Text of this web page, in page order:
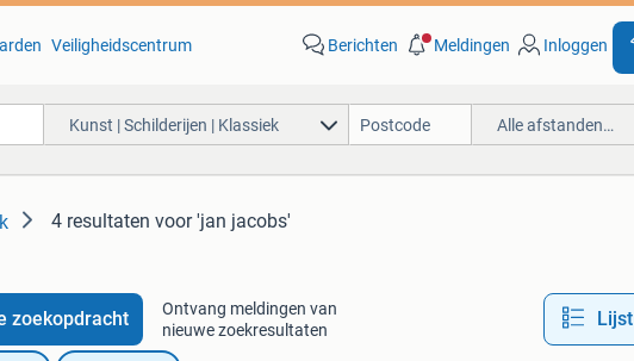
Veiligheidscentrum Berichten Meldingen Inloggen
Kunst | Schilderijen | Klassiek Alle afstanden…
4 resultaten voor 'jan jacobs'
zoekopdracht
Ontvang meldingen van
nieuwe zoekresultaten
Lijst